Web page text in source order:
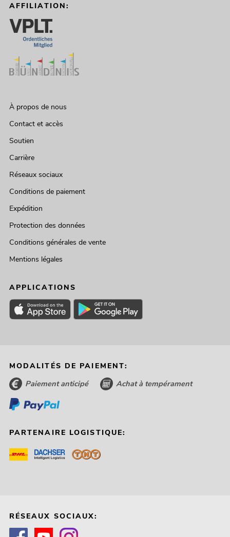
AFFILIATION:
À propos de nous
Contact et accès
Soutien
Carrière
Réseaux sociaux
Conditions de paiement
Expédition
Protection des données
Conditions générales de vente
Mentions légales
APPLICATIONS
MODALITÉS DE PAIEMENT:
Paiement anticipé Achat à tempérament
PARTENAIRE LOGISTIQUE:
RÉSEAUX SOCIAUX: